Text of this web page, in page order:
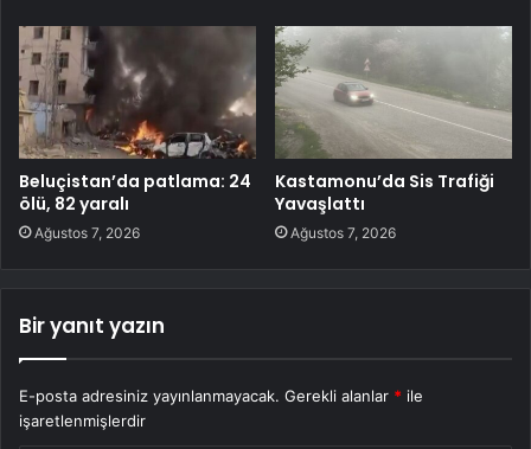
Beluçistan’da patlama: 24
ölü, 82 yaralı
Ağustos 7, 2026
Kastamonu’da Sis Trafiği
Yavaşlattı
Ağustos 7, 2026
Bir yanıt yazın
E-posta adresiniz yayınlanmayacak. Gerekli alanlar * ile
işaretlenmişlerdir